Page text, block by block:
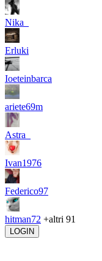
Nika_
Erluki
Ioeteinbarca
ariete69m
Astra_
Ivan1976
Federico97
hitman72 +altri 91
LOGIN